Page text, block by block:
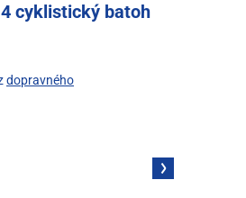
cyklistický batoh
dopravného